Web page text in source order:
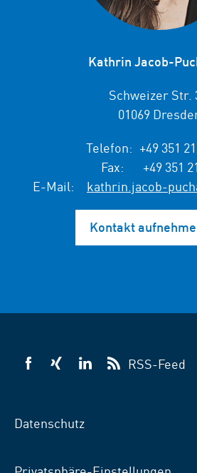
Kathrin Jacob-
Schweizer Str.
01069
Telefon: +49 351
Fax:
+49 351
E-Mail:
kathrin.jacob-
Kontakt
VSB
VSB
VSB
RSS-Feed
Datenschutz